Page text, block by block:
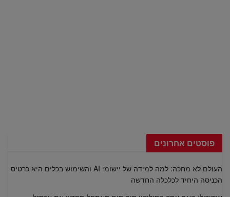
פוסטים אחרונים
העולם לא מחכה: למה למידה של יישומי AI והשימוש בכלים היא כרטיס
הכניסה היחיד לכלכלה החדשה